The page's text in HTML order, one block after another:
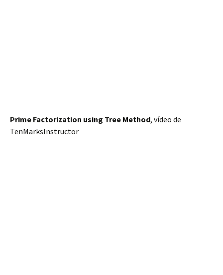
Prime Factorization using Tree Method, vídeo de
TenMarksInstructor